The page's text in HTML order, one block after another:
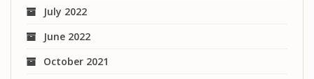
July 2022
June 2022
October 2021